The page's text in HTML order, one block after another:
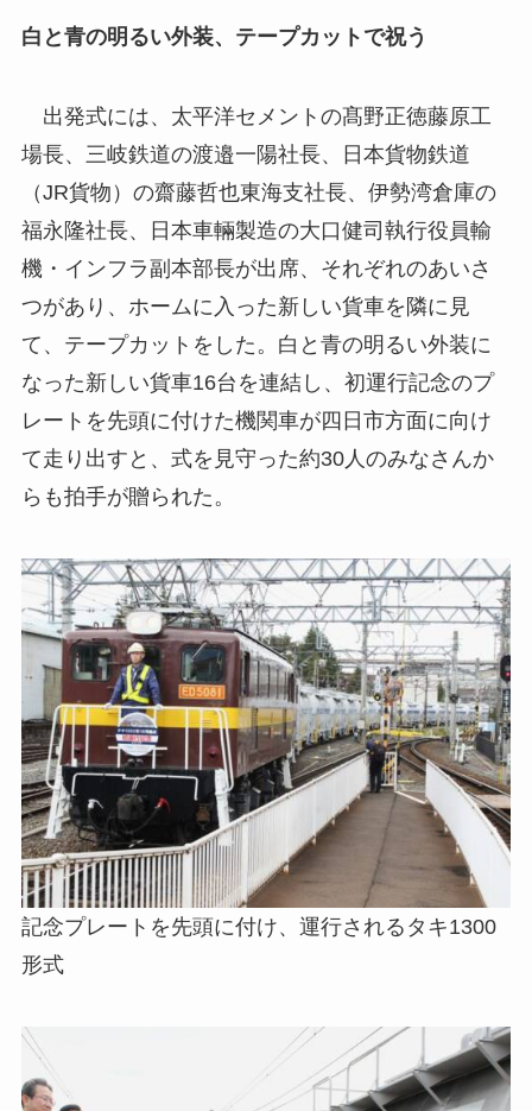
白と青の明るい外装、テープカットで祝う
出発式には、太平洋セメントの髙野正徳藤原工
場長、三岐鉄道の渡邉一陽社長、日本貨物鉄道
（JR貨物）の齋藤哲也東海支社長、伊勢湾倉庫の
福永隆社長、日本車輛製造の大口健司執行役員輸
機・インフラ副本部長が出席、それぞれのあいさ
つがあり、ホームに入った新しい貨車を隣に見
て、テープカットをした。白と青の明るい外装に
なった新しい貨車16台を連結し、初運行記念のプ
レートを先頭に付けた機関車が四日市方面に向け
て走り出すと、式を見守った約30人のみなさんか
らも拍手が贈られた。
記念プレートを先頭に付け、運行されるタキ1300
形式